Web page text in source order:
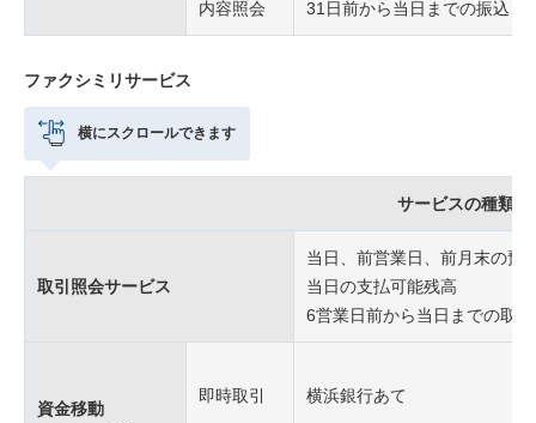
内容照会 31日前から当日までの振込・
ファクシミリサービス
横にスクロールできます
サービスの種類
取引照会サービス
当日、前営業日、前月末の預
当日の支払可能残高
6営業日前から当日までの取
資金移動
即時取引 横浜銀行あて